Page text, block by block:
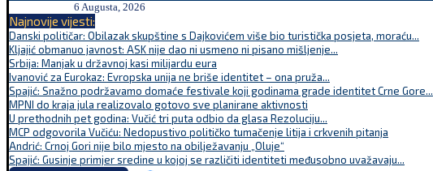
6 Augusta, 2026
Najnovije vijesti:
Danski političar: Obilazak skupštine s Dajkovićem više bio turistička posjeta, moraću...
Kljajić obmanuo javnost: ASK nije dao ni usmeno ni pisano mišljenje...
Srbija: Manjak u državnoj kasi milijardu eura
Ivanović za Eurokaz: Evropska unija ne briše identitet – ona pruža...
Spajić: Snažno podržavamo domaće festivale koji godinama grade identitet Crne Gore...
MPNI do kraja jula realizovalo gotovo sve planirane aktivnosti
U prethodnih pet godina: Vučić tri puta odbio da glasa Rezoluciju...
MCP odgovorila Vučiću: Nedopustivo političko tumačenje litija i crkvenih pitanja
Andrić: Crnoj Gori nije bilo mjesto na obilježavanju „Oluje“
Spajić: Gusinje primjer sredine u kojoj se različiti identiteti međusobno uvažavaju...